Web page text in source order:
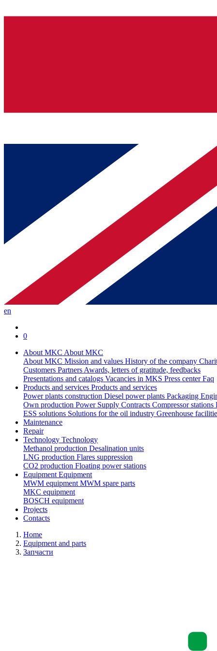
en
0
About MKC About MKC
About MKC Mission and values History of the company
Customers PartnersAwards, letters of gratitude, feedbacks
Presentations and catalogs Vacancies in MKS Press centerFaq
Products and services Products and services
Power plants construction Diesel power plants Packaging
Own production Power Supply Contracts Compressor stations
ESS solutions Solutions for the oil industry Greenhouse
Maintenance
Repair
Technology Technology
Methanol production Desalination units
LNG production Flares suppression
СО2 production Floating power stations
EquipmentEquipment
MWM equipmentMWM spare parts
MKC equipment
BOSCH equipment
Projects
Contacts
Home
Equipment and parts
Запчасти